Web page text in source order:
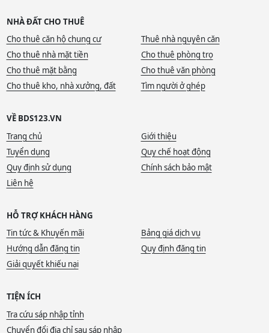
NHÀ ĐẤT CHO THUÊ
Cho thuê căn hộ chung cư
Thuê nhà nguyên căn
Cho thuê nhà mặt tiền
Cho thuê phòng trọ
Cho thuê mặt bằng
Cho thuê văn phòng
Cho thuê kho, nhà xưởng, đất
Tìm người ở ghép
VỀ BDS123.VN
Trang chủ
Giới thiệu
Tuyển dụng
Quy chế hoạt động
Quy định sử dụng
Chính sách bảo mật
Liên hệ
HỖ TRỢ KHÁCH HÀNG
Tin tức & Khuyến mãi
Bảng giá dịch vụ
Hướng dẫn đăng tin
Quy định đăng tin
Giải quyết khiếu nại
TIỆN ÍCH
Tra cứu sáp nhập tỉnh
Chuyển đổi địa chỉ sau sáp nhập